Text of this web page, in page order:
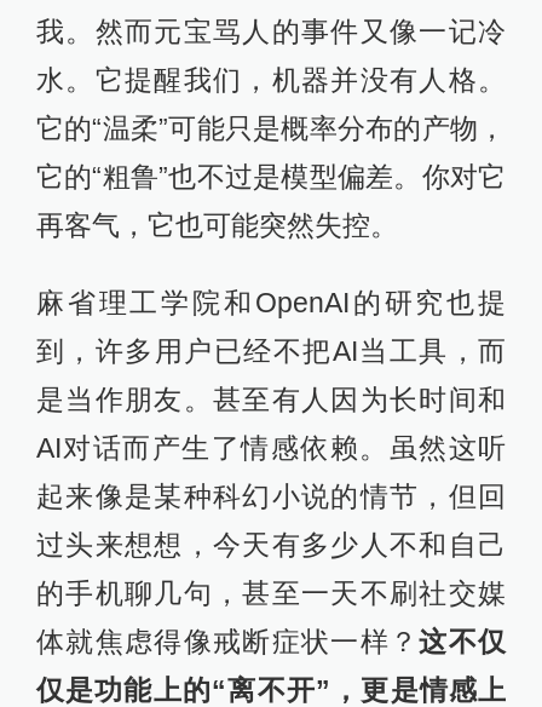
我。然而元宝骂人的事件又像一记冷
水。它提醒我们，机器并没有人格。
它的“温柔”可能只是概率分布的产物，
它的“粗鲁”也不过是模型偏差。你对它
再客气，它也可能突然失控。
麻省理工学院和OpenAI的研究也提
到，许多用户已经不把AI当工具，而
是当作朋友。甚至有人因为长时间和
AI对话而产生了情感依赖。虽然这听
起来像是某种科幻小说的情节，但回
过头来想想，今天有多少人不和自己
的手机聊几句，甚至一天不刷社交媒
体就焦虑得像戒断症状一样？这不仅
仅是功能上的“离不开”，更是情感上